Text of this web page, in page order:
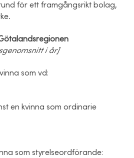
för ett framgångsrikt bolag,
i år]
som vd:
en kvinna som ordinarie
som styrelseordförande: